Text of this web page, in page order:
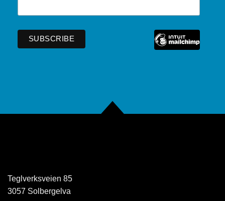
Teglverksveien 85
3057 Solbergelva